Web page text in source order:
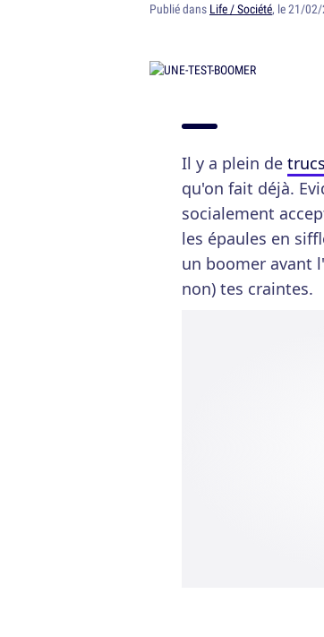
Publié dans Life / Société, le 21/
Il y a plein de
qu'on fait déjà.
socialement
les épaules en
un boomer avant
non) tes craintes.